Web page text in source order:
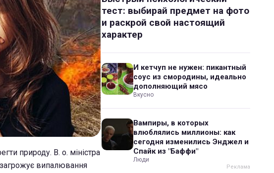
природу. В. о. міністра
випалювання
тест: выбирай предмет на фото
и раскрой свой настоящий
характер
И кетчуп не нужен: пикантный
соус из смородины, идеально
дополняющий мясо
Вкусно
Вампиры, в которых
влюблялись миллионы: как
сегодня изменились Энджел и
Спайк из "Баффи"
Люди